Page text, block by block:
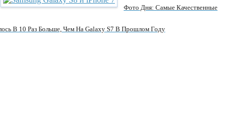
Фото Дня: Самые Качественные
В 10 Раз Больше, Чем На Galaxy S7 В Прошлом Году